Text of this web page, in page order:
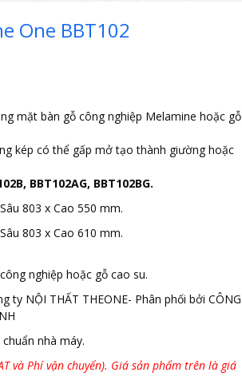
One BBT102
mặt bàn gỗ công nghiệp Melamine hoặc gỗ
kép có thể gấp mở tạo thành giường hoặc
BBT102AG, BBT102BG.
803 x Cao 550 mm.
803 x Cao 610 mm.
nghiệp hoặc gỗ cao su.
NỘI THẤT THEONE- Phân phối bởi CÔNG
nhà máy.
và Phí vận chuyển). Giá sản phẩm trên là giá